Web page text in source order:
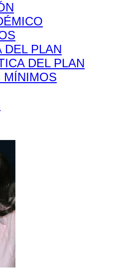
DEL PLAN
DEL PLAN
MÍNIMOS